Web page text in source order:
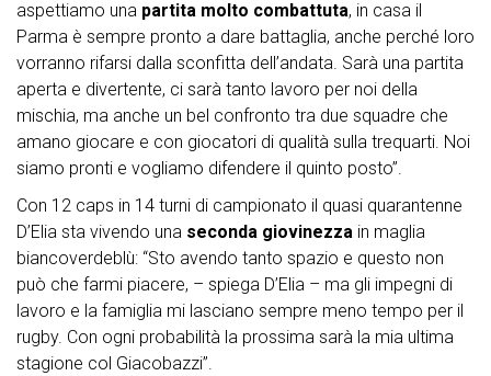
aspettiamo una partita molto combattuta, in casa il
Parma è sempre pronto a dare battaglia, anche perché loro
vorranno rifarsi dalla sconfitta dell’andata. Sarà una partita
aperta e divertente, ci sarà tanto lavoro per noi della
mischia, ma anche un bel confronto tra due squadre che
amano giocare e con giocatori di qualità sulla trequarti. Noi
siamo pronti e vogliamo difendere il quinto posto”.
Con 12 caps in 14 turni di campionato il quasi quarantenne
D’Elia sta vivendo una seconda giovinezza in maglia
biancoverdeblù: “Sto avendo tanto spazio e questo non
può che farmi piacere, – spiega D’Elia – ma gli impegni di
lavoro e la famiglia mi lasciano sempre meno tempo per il
rugby. Con ogni probabilità la prossima sarà la mia ultima
stagione col Giacobazzi”.